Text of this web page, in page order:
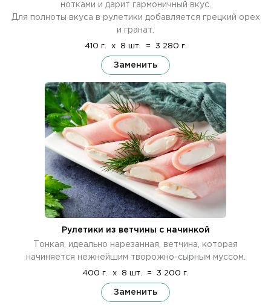
нотками и дарит гармоничный вкус.
Для полноты вкуса в рулетики добавляется грецкий орех
и гранат.
410 г. x 8 шт. = 3 280 г.
Заменить
Рулетики из ветчины с начинкой
Тонкая, идеально нарезанная, ветчина, которая
начиняется нежнейшим творожно-сырным муссом.
400 г. x 8 шт. = 3 200 г.
Заменить